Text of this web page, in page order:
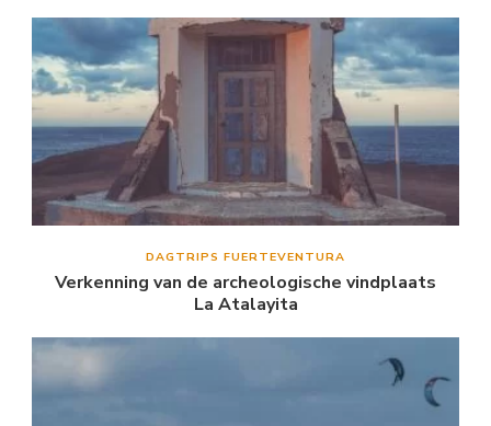
DAGTRIPS FUERTEVENTURA
Verkenning van de archeologische vindplaats
La Atalayita